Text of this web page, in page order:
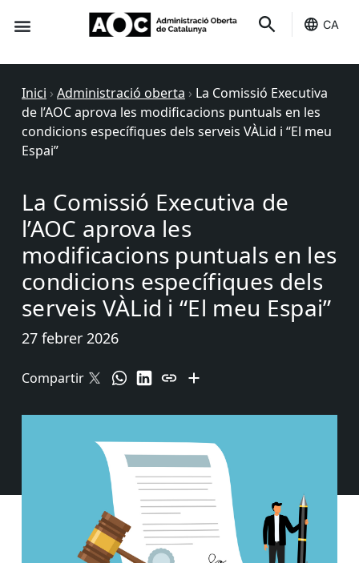
CA
Inici › Administració oberta › La Comissió Executiva
de l’AOC aprova les modificacions puntuals en les
condicions específiques dels serveis VÀLid i “El meu
Espai”
La Comissió Executiva de
l’AOC aprova les
modificacions puntuals en les
condicions específiques dels
serveis VÀLid i “El meu Espai”
27 febrer 2026
Compartir